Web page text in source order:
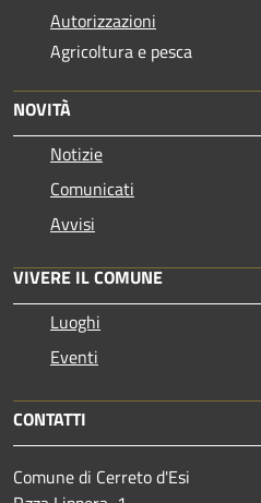
Autorizzazioni
Agricoltura e pesca
NOVITÀ
Notizie
Comunicati
Avvisi
VIVERE IL COMUNE
Luoghi
Eventi
CONTATTI
Comune di Cerreto d'Esi